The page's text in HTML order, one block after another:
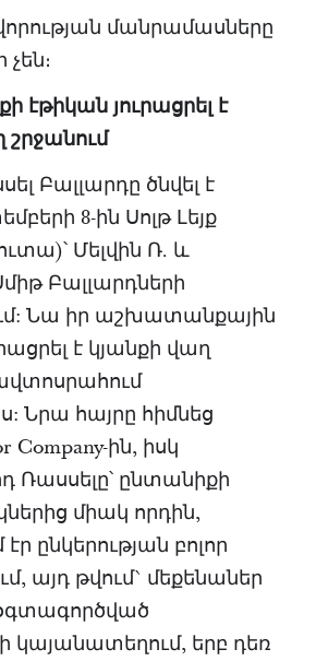
մանրամասները
էթիկան յուրացրել է
շրջանում
Բալլարդը ծնվել է
8-ին Սոլթ Լեյք
Մելվին Ռ. և
Բալլարդների
Նա իր աշխատանքային
է կյանքի վաղ
Նրա հայրը հիմնեց
Company-ին, իսկ
Ռասսելը՝ ընտանիքի
միակ որդին,
ընկերության բոլոր
այդ թվում` մեքենաներ
կայանատեղում, երբ դեռ